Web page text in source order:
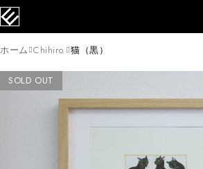
ホーム Chihiro. 猫（黒）
SOLD OUT